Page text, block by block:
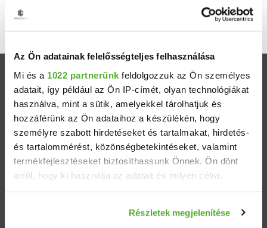
Az Ön adatainak felelősségteljes felhasználása
Mi és a 1022 partnerünk feldolgozzuk az Ön személyes
adatait, így például az Ön IP-címét, olyan technológiákat
használva, mint a sütik, amelyekkel tárolhatjuk és
hozzáférünk az Ön adataihoz a készülékén, hogy
személyre szabott hirdetéseket és tartalmakat, hirdetés-
és tartalommérést, közönségbetekintéseket, valamint
termékfejlesztéseket biztosíthassunk Önnek. Ön dönt
arról, hogy ki használja az adatait és milyen célra.
Információgyűjtés az Ön földrajzi elhelyezkedéséről
Részletek megjelenítése
keresni, hátha akkor megtalálod, amit keresel.
Ingatlanok
Eladó házak
Eladó lakások
Települések